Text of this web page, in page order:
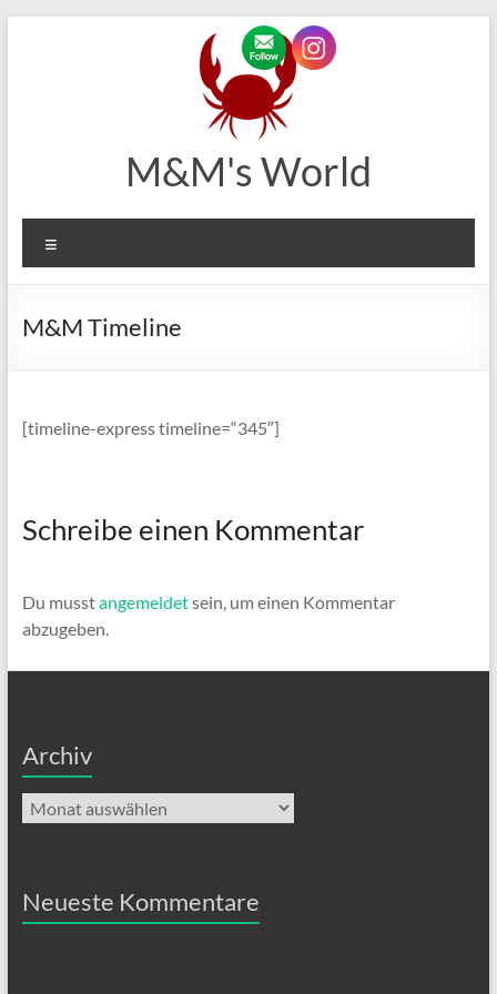
M&M's World
M&M Timeline
[timeline-express timeline=“345″]
Schreibe einen Kommentar
Du musstangemeldetsein, um einen Kommentar
abzugeben.
Archiv
Archiv
Neueste Kommentare